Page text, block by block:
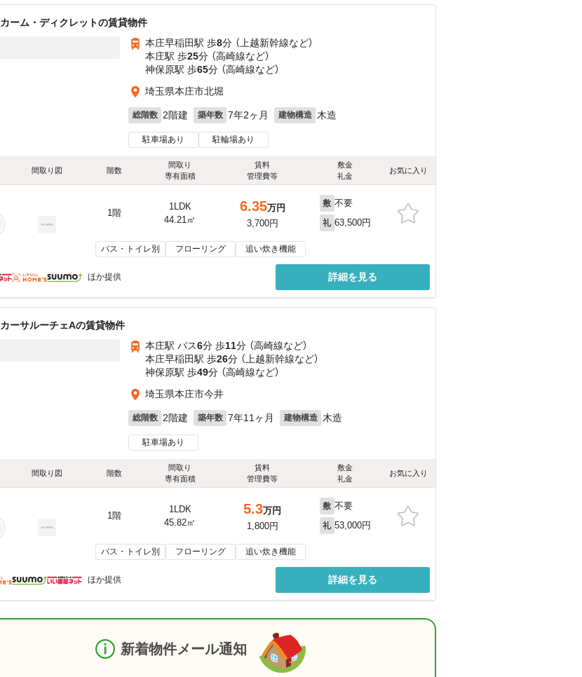
カーム・ディクレットの賃貸物件
本庄早稲田駅 歩8分 （上越新幹線など）
本庄駅 歩25分 （高崎線など）
神保原駅 歩65分 （高崎線など）
埼玉県本庄市北堀
総階数 2階建 築年数 7年2ヶ月 建物構造 木造
駐車場あり 駐輪場あり
間取り図 階数
間取り
専有面積
賃料
管理費等
敷金
礼金
お気に入り
1階
1LDK
44.21㎡
6.35万円
3,700円
敷 不要
礼 63,500円
バス・トイレ別 フローリング 追い炊き機能
ほか提供 詳細を見る
カーサルーチェAの賃貸物件
本庄駅 バス6分 歩11分 （高崎線など）
本庄早稲田駅 歩26分 （上越新幹線など）
神保原駅 歩49分 （高崎線など）
埼玉県本庄市今井
総階数 2階建 築年数 7年11ヶ月 建物構造 木造
駐車場あり
間取り図 階数
間取り
専有面積
賃料
管理費等
敷金
礼金
お気に入り
1階
1LDK
45.82㎡
5.3万円
1,800円
敷 不要
礼 53,000円
バス・トイレ別 フローリング 追い炊き機能
ほか提供 詳細を見る
新着物件メール通知